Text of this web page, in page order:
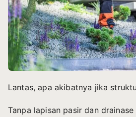
Lantas, apa akibatnya jika
Tanpa lapisan pasir dan